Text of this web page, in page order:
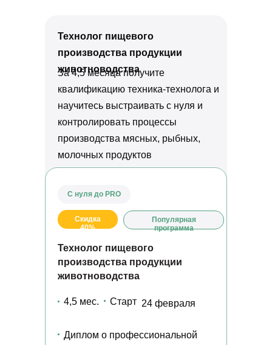
4,5 мес. 24 февраля
Старт
С нуля до PRO
Скидка
40%
Популярная
программа
Технолог пищевого
производства продукции
животноводства
Технолог пищевого
производства продукции
животноводства
Диплом о профессиональной
За 4,5 месяца получите
квалификацию техника-технолога и
научитесь выстраивать с нуля и
контролировать процессы
производства мясных, рыбных,
молочных продуктов